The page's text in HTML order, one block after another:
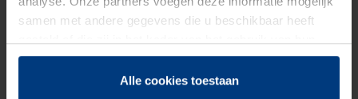
samen met andere gegevens die u beschikbaar heeft
dienstverlening hebben verzameld.
Juridisch zijn wij gerechtigd om cookies op uw computer
Alle cookies toestaan